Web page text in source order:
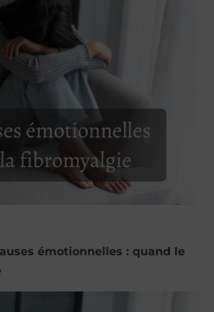
émotionnelles : quand le